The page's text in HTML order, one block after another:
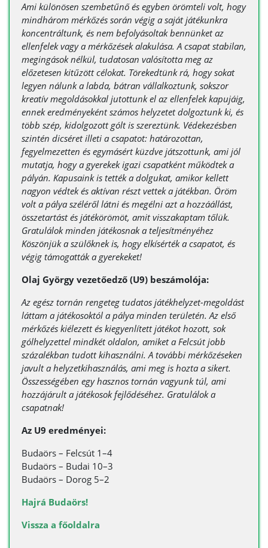
Ami különösen szembetűnő és egyben örömteli volt, hogy
mindhárom mérkőzés során végig a saját játékunkra
koncentráltunk, és nem befolyásoltak bennünket az
ellenfelek vagy a mérkőzések alakulása. A csapat stabilan,
megingások nélkül, tudatosan valósította meg az
előzetesen kitűzött célokat. Törekedtünk rá, hogy sokat
legyen nálunk a labda, bátran vállalkoztunk, sokszor
kreatív megoldásokkal jutottunk el az ellenfelek kapujáig,
ennek eredményeként számos helyzetet dolgoztunk ki, és
több szép, kidolgozott gólt is szereztünk. Védekezésben
szintén dicséret illeti a csapatot: határozottan,
fegyelmezetten és egymásért küzdve játszottunk, ami jól
mutatja, hogy a gyerekek igazi csapatként működtek a
pályán. Kapusaink is tették a dolgukat, amikor kellett
nagyon védtek és aktívan részt vettek a játékban. Öröm
volt a pálya széléről látni és megélni azt a hozzáállást,
összetartást és játékörömöt, amit visszakaptam tőlük.
Gratulálok minden játékosnak a teljesítményéhez
Köszönjük a szülőknek is, hogy elkísérték a csapatot, és
végig támogatták a gyerekeket!
Olaj György vezetőedző (U9) beszámolója:
Az egész tornán rengeteg tudatos játékhelyzet-megoldást
láttam a játékosoktól a pálya minden területén. Az első
mérkőzés kiélezett és kiegyenlített játékot hozott, sok
gólhelyzettel mindkét oldalon, amiket a Felcsút jobb
százalékban tudott kihasználni. A további mérkőzéseken
javult a helyzetkihasználás, ami meg is hozta a sikert.
Összességében egy hasznos tornán vagyunk túl, ami
hozzájárult a játékosok fejlődéséhez. Gratulálok a
csapatnak!
Az U9 eredményei:
Budaörs – Felcsút 1–4
Budaörs – Budai 10–3
Budaörs – Dorog 5–2
Hajrá Budaörs!
Vissza a főoldalra